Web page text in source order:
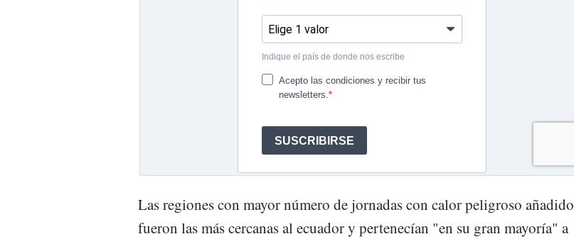
Las regiones con mayor número de jornadas con calor peligroso añadido
fueron las más cercanas al ecuador y pertenecían "en su gran mayoría" a